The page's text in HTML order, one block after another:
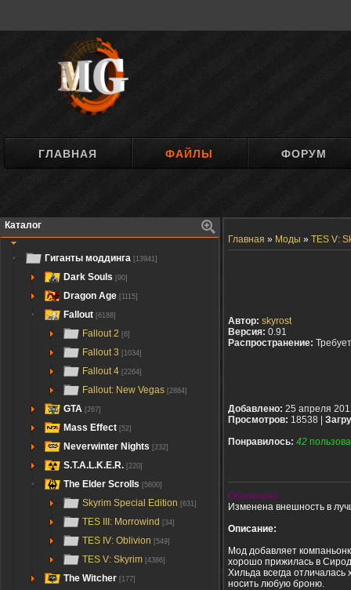
ГЛАВНАЯ ФАЙЛЫ ФОРУМ
Каталог
Гиганты моддинга [13941]
Dark Souls [90]
Dragon Age [1115]
Fallout [6188]
Fallout 2 [6]
Fallout 3 [1034]
Fallout 4 [2264]
Fallout: New Vegas [2884]
GTA [267]
Mass Effect [52]
Neverwinter Nights [232]
S.T.A.L.K.E.R. [220]
The Elder Scrolls [5600]
Skyrim Special Edition [631]
TES III: Morrowind [34]
TES IV: Oblivion [549]
TES V: Skyrim [4386]
The Witcher [177]
Главная » Моды » TES V:
Автор: skyrost
Версия: 0.91
Распространение:
Добавлено: 25 апреля
Просмотров: 18538 |
Понравилось: 42
Обновлено
Изменена внешность в
Описание:
Мод добавляет
хорошо прижилась в
Хильда всегда
носить любую броню.